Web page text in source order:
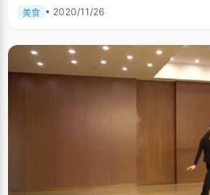
美食 • 2020/11/26